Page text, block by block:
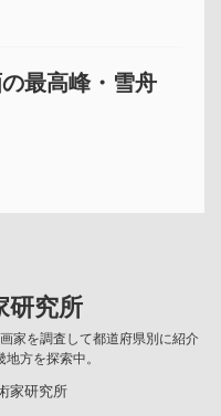
最高峰・雪舟
研究所
家を調査して都道府県別に紹介
方を探索中。
家研究所